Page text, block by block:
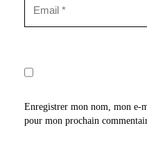
Enregistrer mon nom, mon e-
pour mon prochain